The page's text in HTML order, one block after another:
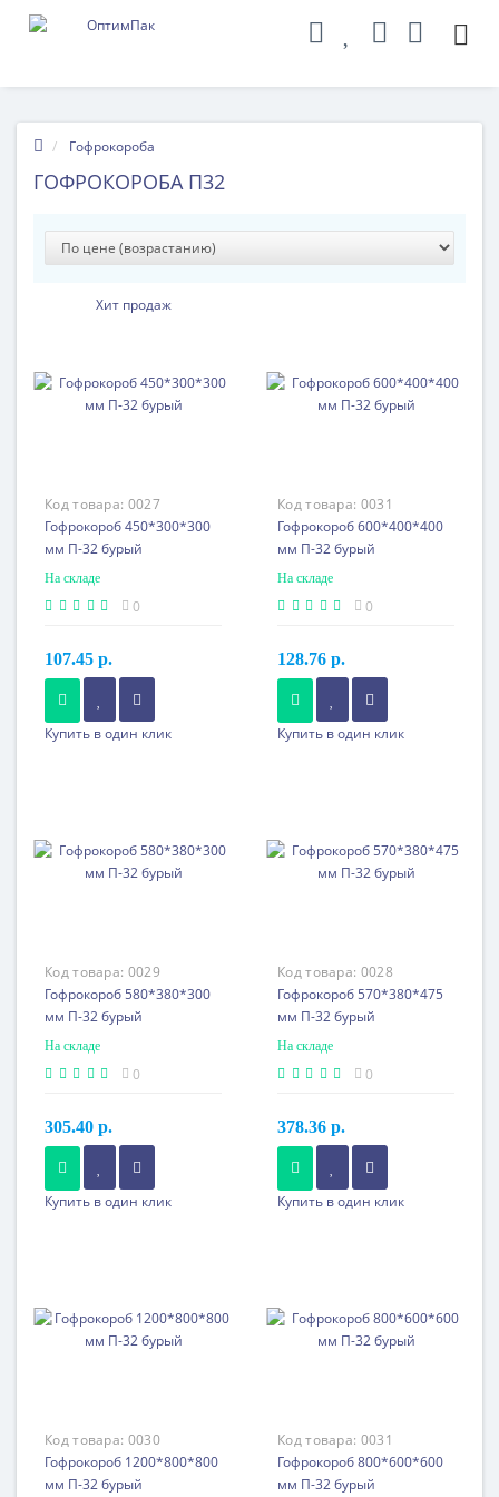
Гофрокороба
ГОФРОКОРОБА П32
Хит продаж
Код товара: 0027
Гофрокороб 450*300*300
мм П-32 бурый
На складе
0
107.45 р.
100 шт. или более
96.49 p.
500 шт. или более
2560 шт. или более
78.07 p.
Купить в один клик
Код товара: 0031
Гофрокороб 600*400*400
мм П-32 бурый
На складе
0
128.76 р.
150 шт. или более
113.41 p.
300 шт. или более
1200 шт. или более
101.85 p.
Купить в один клик
Код товара: 0029
Гофрокороб 580*380*300
мм П-32 бурый
На складе
0
305.40 р.
80 шт. или более
197.03 p.
360 шт. или более
1600 шт. или более
163.88 p.
Купить в один клик
Код товара: 0028
Гофрокороб 570*380*475
мм П-32 бурый
На складе
0
378.36 р.
60 шт. или более
244.09 p.
300 шт. или более
3000 шт. или более
203.03 p.
Купить в один клик
Код товара: 0030
Гофрокороб 1200*800*800
мм П-32 бурый
Код товара: 0031
Гофрокороб 800*600*600
мм П-32 бурый